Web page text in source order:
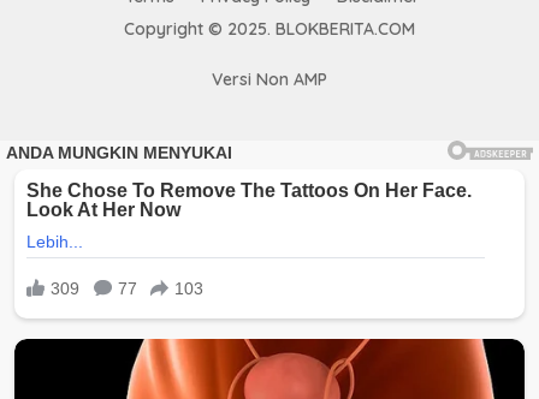
Copyright © 2025. BLOKBERITA.COM
Versi Non AMP